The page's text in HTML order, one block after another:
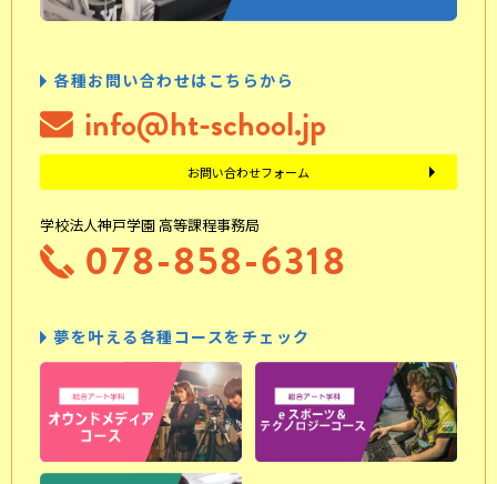
各種お問い合わせはこちらから
info@ht-school.jp
お問い合わせフォーム
学校法人神戸学園 高等課程事務局
078-858-6318
夢を叶える各種コースをチェック